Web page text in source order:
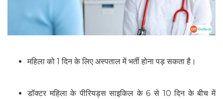
महिला को 1 दिन के लिए अस्‍पताल में भर्ती होना पड़ सकता है।
डॉक्टर महिला के पीरियड्स साइकिल के 6 से 10 दिन के बीच में